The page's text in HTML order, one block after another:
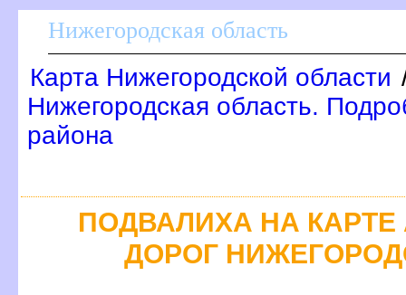
Нижегородская область
Карта Нижегородской области
Нижегородская область.
района
ПОДВАЛИХА НА
ДОРОГ